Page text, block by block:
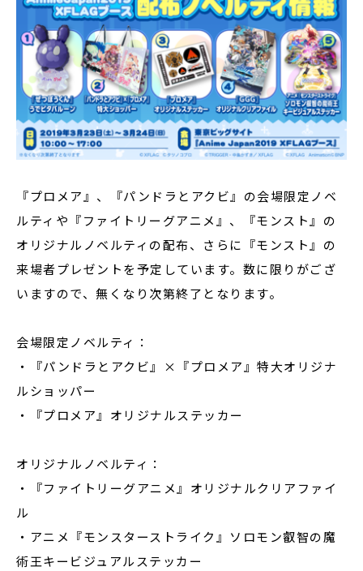
『プロメア』、『パンドラとアクビ』の会場限定ノベ
ルティや『ファイトリーグアニメ』、『モンスト』の
オリジナルノベルティの配布、さらに『モンスト』の
来場者プレゼントを予定しています。数に限りがござ
いますので、無くなり次第終了となります。
会場限定ノベルティ：
・『パンドラとアクビ』×『プロメア』特大オリジナ
ルショッパー
・『プロメア』オリジナルステッカー
オリジナルノベルティ：
・『ファイトリーグアニメ』オリジナルクリアファイ
ル
・アニメ『モンスターストライク』ソロモン叡智の魔
術王キービジュアルステッカー